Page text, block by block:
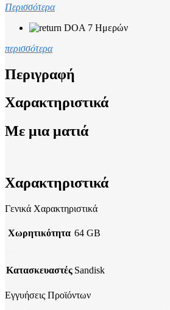
Περισσότερα
DOA 7 Ημερών
περισσότερα
Περιγραφή
Χαρακτηριστικά
Με μια ματιά
Χαρακτηριστικά
Γενικά Χαρακτηριστικά
Χωρητικότητα 64 GB
Κατασκευαστές Sandisk
Εγγυήσεις Προϊόντων